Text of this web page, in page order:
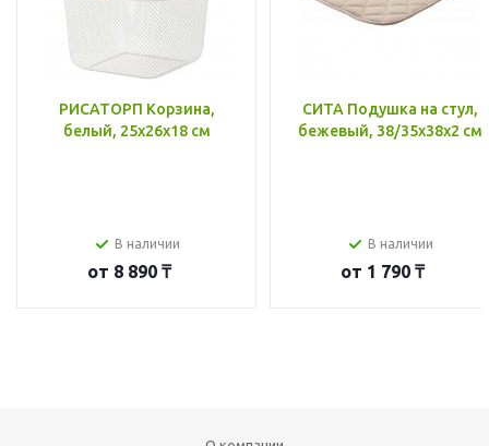
РИСАТОРП Корзина,
белый, 25x26x18 см
В наличии
от 8 890 ₸
СИТА Подушка на стул,
бежевый, 38/35x38x2 см
В наличии
от 1 790 ₸